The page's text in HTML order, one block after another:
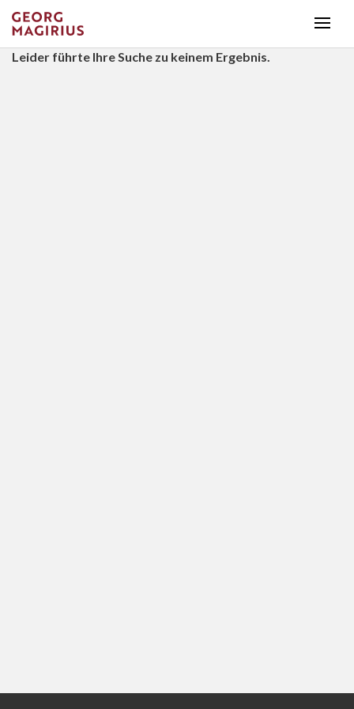
Leider führte Ihre Suche zu keinem Ergebnis.